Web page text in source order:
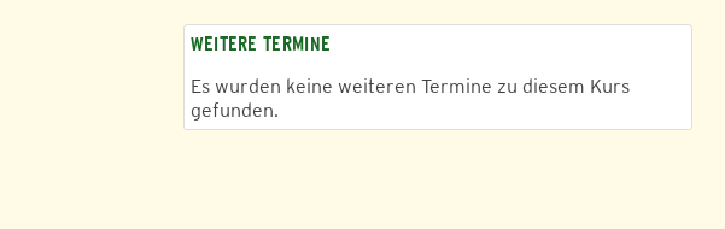
WEITERE TERMINE
Es wurden keine weiteren Termine zu diesem Kurs
gefunden.